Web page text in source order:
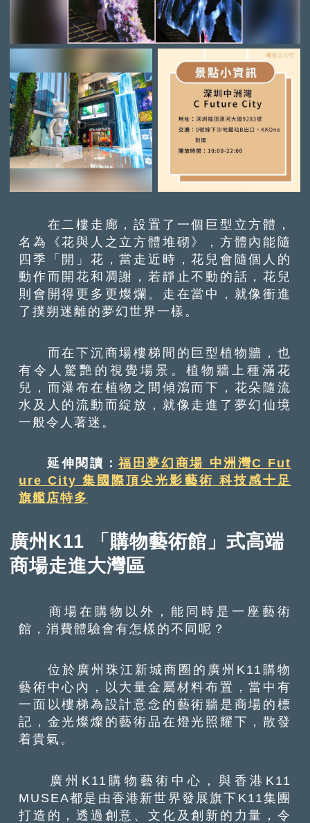
在二樓走廊，設置了一個巨型立方體，
名為《花與人之立方體堆砌》，方體內能隨
四季「開」花，當走近時，花兒會隨個人的
動作而開花和凋謝，若靜止不動的話，花兒
則會開得更多更燦爛。走在當中，就像衝進
了撲朔迷離的夢幻世界一樣。
而在下沉商場樓梯間的巨型植物牆，也
有令人驚艷的視覺場景。植物牆上種滿花
兒，而瀑布在植物之間傾瀉而下，花朵隨流
水及人的流動而綻放，就像走進了夢幻仙境
一般令人著迷。
延伸閱讀：福田夢幻商場 中洲灣C Fut
ure City 集國際頂尖光影藝術 科技感十足
旗艦店特多
廣州K11 「購物藝術館」式高端
商場走進大灣區
商場在購物以外，能同時是一座藝術
館，消費體驗會有怎樣的不同呢？
位於廣州珠江新城商圈的廣州K11購物
藝術中心內，以大量金屬材料布置，當中有
一面以樓梯為設計意念的藝術牆是商場的標
記，金光燦燦的藝術品在燈光照耀下，散發
着貴氣。
廣州K11購物藝術中心，與香港K11
MUSEA都是由香港新世界發展旗下K11集團
打造的，透過創意、文化及創新的力量，令